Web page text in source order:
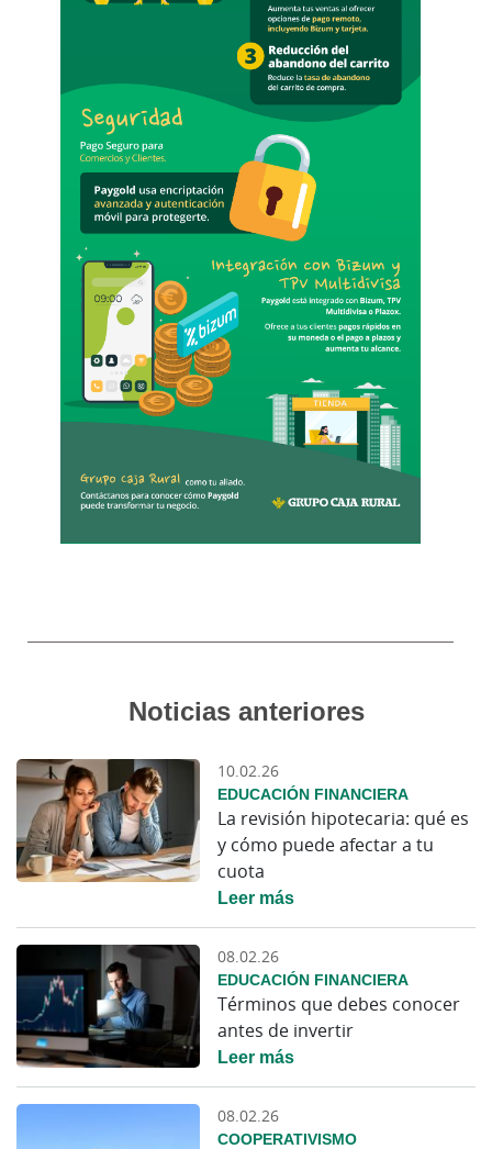
Noticias anteriores
10.02.26
EDUCACIÓN FINANCIERA
La revisión hipotecaria: qué es
y cómo puede afectar a tu
cuota
Leer más
08.02.26
EDUCACIÓN FINANCIERA
Términos que debes conocer
antes de invertir
Leer más
08.02.26
COOPERATIVISMO